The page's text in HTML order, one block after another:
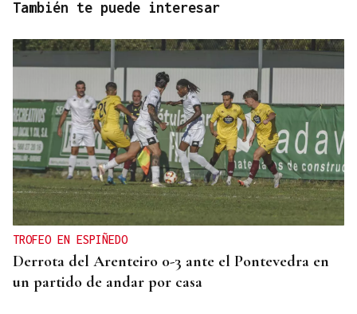
También te puede interesar
TROFEO EN ESPIÑEDO
Derrota del Arenteiro 0-3 ante el Pontevedra en
un partido de andar por casa